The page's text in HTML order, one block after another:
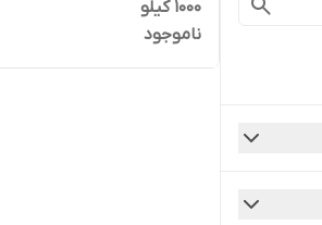
1000 کیلو
ناموجود